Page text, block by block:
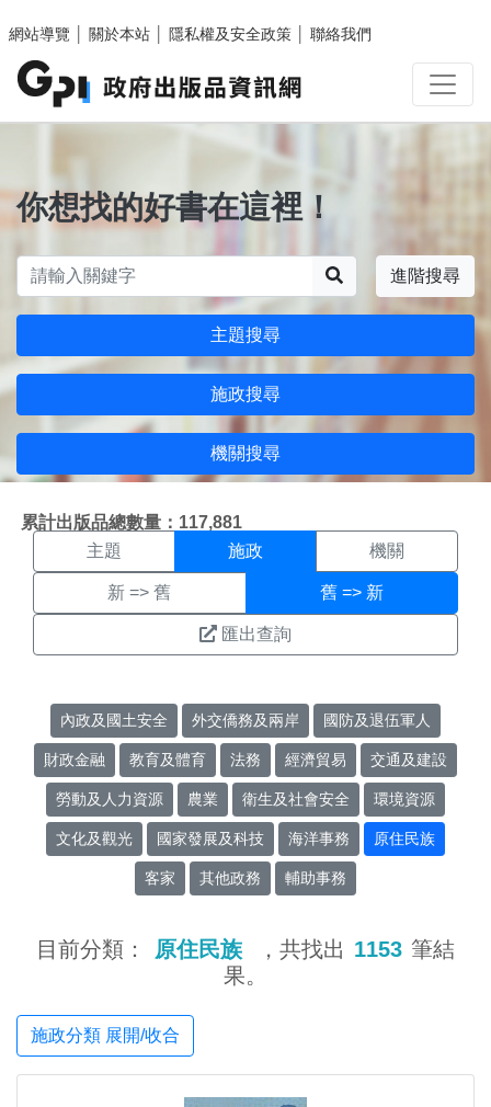
網站導覽
關於本站 隱私權及安全政策 聯絡我們
你想找的好書在這裡！
進階搜尋
主題搜尋
施政搜尋
機關搜尋
累計出版品總數量：117,881
施政搜尋結果頁面
主題 施政 機關
新 => 舊 舊 => 新
匯出查詢
內政及國土安全 外交僑務及兩岸 國防及退伍軍人
財政金融 教育及體育 法務 經濟貿易 交通及建設
勞動及人力資源 農業 衛生及社會安全 環境資源
文化及觀光 國家發展及科技 海洋事務 原住民族
客家 其他政務 輔助事務
目前分類： 原住民族 ，共找出 1153 筆結
果。
施政分類 展開/收合